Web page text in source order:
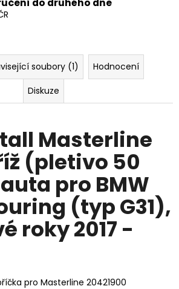
do druhého dne
soubory (1)
Hodnocení
Diskuze
Masterline
(pletivo 50
pro BMW
(typ G31),
roky 2017 -
pro Masterline 20421900